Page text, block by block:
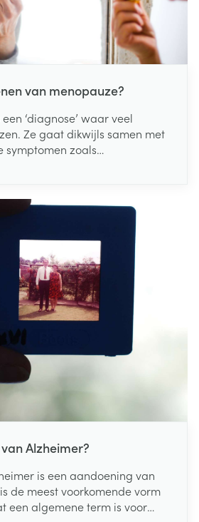
van menopauze?
‘diagnose’ waar veel
Ze gaat dikwijls samen met
symptomen zoals
om deze levensfase
ophoudt, te verlichten.
over wat de menopauze is, aan
periode herkent en hoe je
Wij geven je alvast
Alzheimer?
is een aandoening van
de meest voorkomende vorm
een algemene term is voor